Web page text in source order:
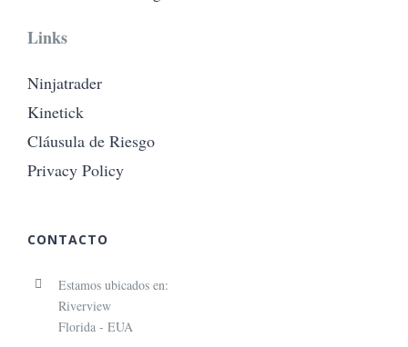
Links
Ninjatrader
Kinetick
Cláusula de Riesgo
Privacy Policy
CONTACTO
Estamos ubicados en:
Riverview
Florida - EUA